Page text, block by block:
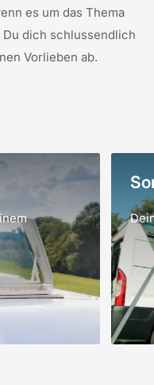
es um das Thema
dich schlussendlich
Vorlieben ab.